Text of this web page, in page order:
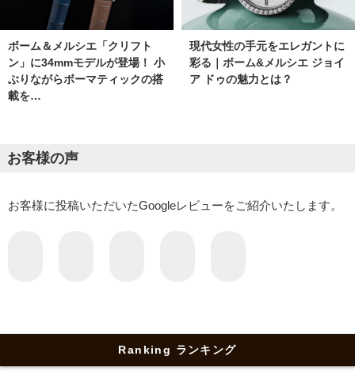
ボーム＆メルシエ「クリフト
ン」に34mmモデルが登場！ 小
ぶりながらボーマティックの搭
載を…
現代女性の手元をエレガントに
彩る｜ボーム&メルシエ ジョイ
ア ドゥの魅力とは？
お客様の声
お客様に投稿いただいたGoogleレビューをご紹介いたします。
Ranking ランキング